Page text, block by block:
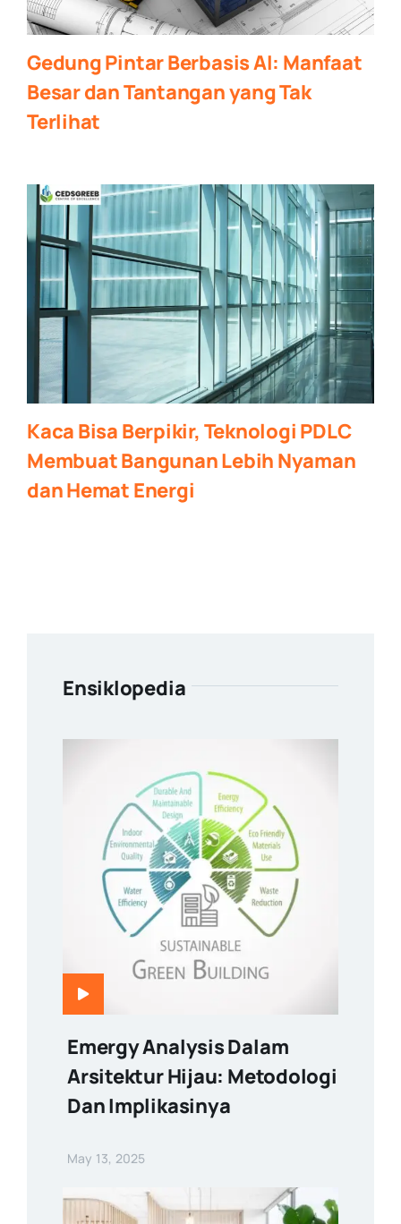
Gedung Pintar Berbasis AI: Manfaat
Besar dan Tantangan yang Tak
Terlihat
Kaca Bisa Berpikir, Teknologi PDLC
Membuat Bangunan Lebih Nyaman
dan Hemat Energi
Ensiklopedia
Emergy Analysis Dalam
Arsitektur Hijau: Metodologi
Dan Implikasinya
May 13, 2025